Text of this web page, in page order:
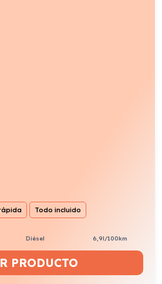
Todo incluido
Diésel 6,9l/100km
PRODUCTO